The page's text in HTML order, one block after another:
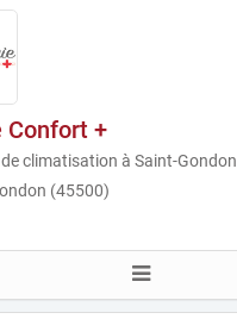
Confort +
climatisation à Saint-Gondon
(45500)